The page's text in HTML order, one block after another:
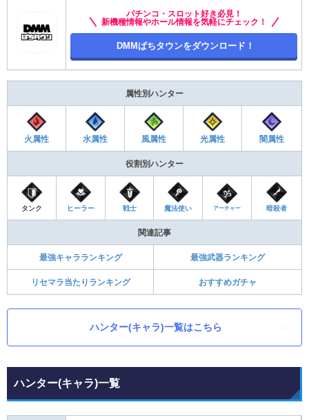
パチンコ・スロット好き必見！
新機種情報やホール情報を気軽にチェック！
DMMぱちタウンをダウンロード！
属性別ハンター
火属性 水属性 風属性 光属性 闇属性
役割別ハンター
タンク ヒーラー 戦士 魔法使い アーチャー 暗殺者
関連記事
最強キャラランキング 最強武器ランキング
リセマラ当たりランキング おすすめガチャ
ハンター(キャラ)一覧はこちら
ハンター(キャラ)一覧